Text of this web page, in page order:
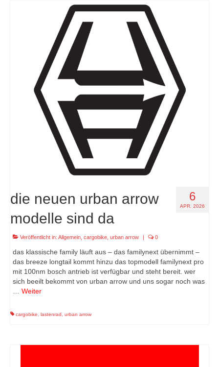
6
APR. 2026
die neuen urban arrow
modelle sind da
Veröffentlicht in: Allgemein cargobike urban arrow 0
das klassische family läuft aus – das familynext übernimmt –
das breeze longtail kommt hinzu das topmodell familynext pro
mit 100nm bosch antrieb ist verfügbar und steht bereit. wer
sich beeilt bekommt von urban arrow und uns sogar noch was
… Weiter
cargobike, lastenrad , urban arrow